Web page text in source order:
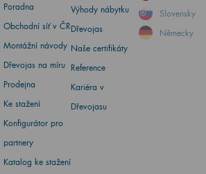
Poradna
Obchodní síť v ČR
Montážní návody
Dřevojas na míru
Prodejna
Ke stažení
Konfigurátor pro
partnery
Katalog ke stažení
Výhody nábytku
Dřevojas
Naše certifikáty
Reference
Kariéra v
Dřevojasu
Slovensky
Německy